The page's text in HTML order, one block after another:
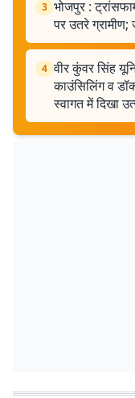
3 भोजपुर :
पर उतरे
4 वीर कुंवर सिंह
काउंसिलिंग व
स्वागत में दिखा